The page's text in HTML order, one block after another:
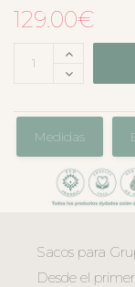
129.00€
Medidas
Sacos para
Desde el